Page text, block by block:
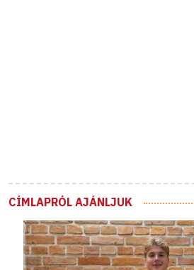
CÍMLAPRÓL AJÁNLJUK